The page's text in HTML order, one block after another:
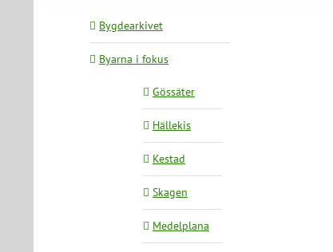
Bygdearkivet
Byarna i fokus
Gössäter
Hällekis
Kestad
Skagen
Medelplana